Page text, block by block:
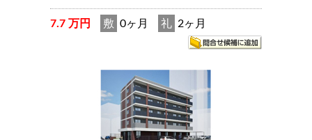
7.7 万円 敷 0ヶ月 礼 2ヶ月